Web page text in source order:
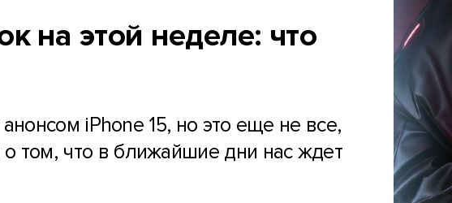
на этой неделе: что
iPhone 15, но это еще не все,
о том, что в ближайшие дни нас ждет